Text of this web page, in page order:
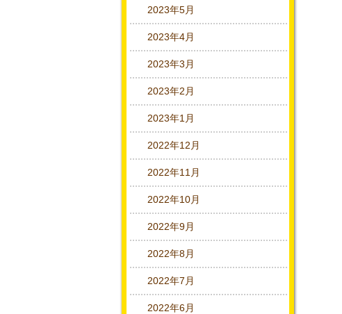
2023年5月
2023年4月
2023年3月
2023年2月
2023年1月
2022年12月
2022年11月
2022年10月
2022年9月
2022年8月
2022年7月
2022年6月